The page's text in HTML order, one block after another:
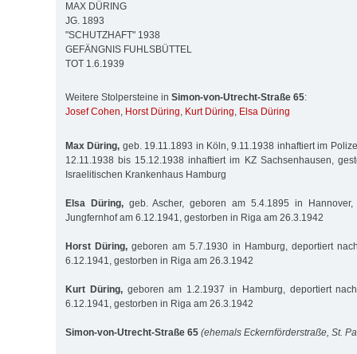
MAX DÜRING
JG. 1893
"SCHUTZHAFT" 1938
GEFÄNGNIS FUHLSBÜTTEL
TOT 1.6.1939
Weitere Stolpersteine in Simon-von-Utrecht-Straße 65:
Josef Cohen, Horst Düring, Kurt Düring, Elsa Düring
Max Düring, geb. 19.11.1893 in Köln, 9.11.1938 inhaftiert im
12.11.1938 bis 15.12.1938 inhaftiert im KZ Sachsenhausen,
Israelitischen Krankenhaus Hamburg
Elsa Düring,geb. Ascher, geboren am 5.4.1895 in Hannover,
Jungfernhof am 6.12.1941, gestorben in Riga am 26.3.1942
Horst Düring, geboren am 5.7.1930 in Hamburg, deportiert
6.12.1941, gestorben in Riga am 26.3.1942
Kurt Düring,geboren am 1.2.1937 in Hamburg, deportiert
6.12.1941, gestorben in Riga am 26.3.1942
Simon-von-Utrecht-Straße 65 (ehemals Eckernförderstraße, St.